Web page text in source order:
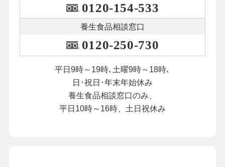
0120-154-533
養生食品相談窓口
0120-250-730
平日9時～19時､土曜9時～18時､
日･祝日･年末年始休み
養生食品相談窓口のみ、
平日10時～16時、土日祝休み